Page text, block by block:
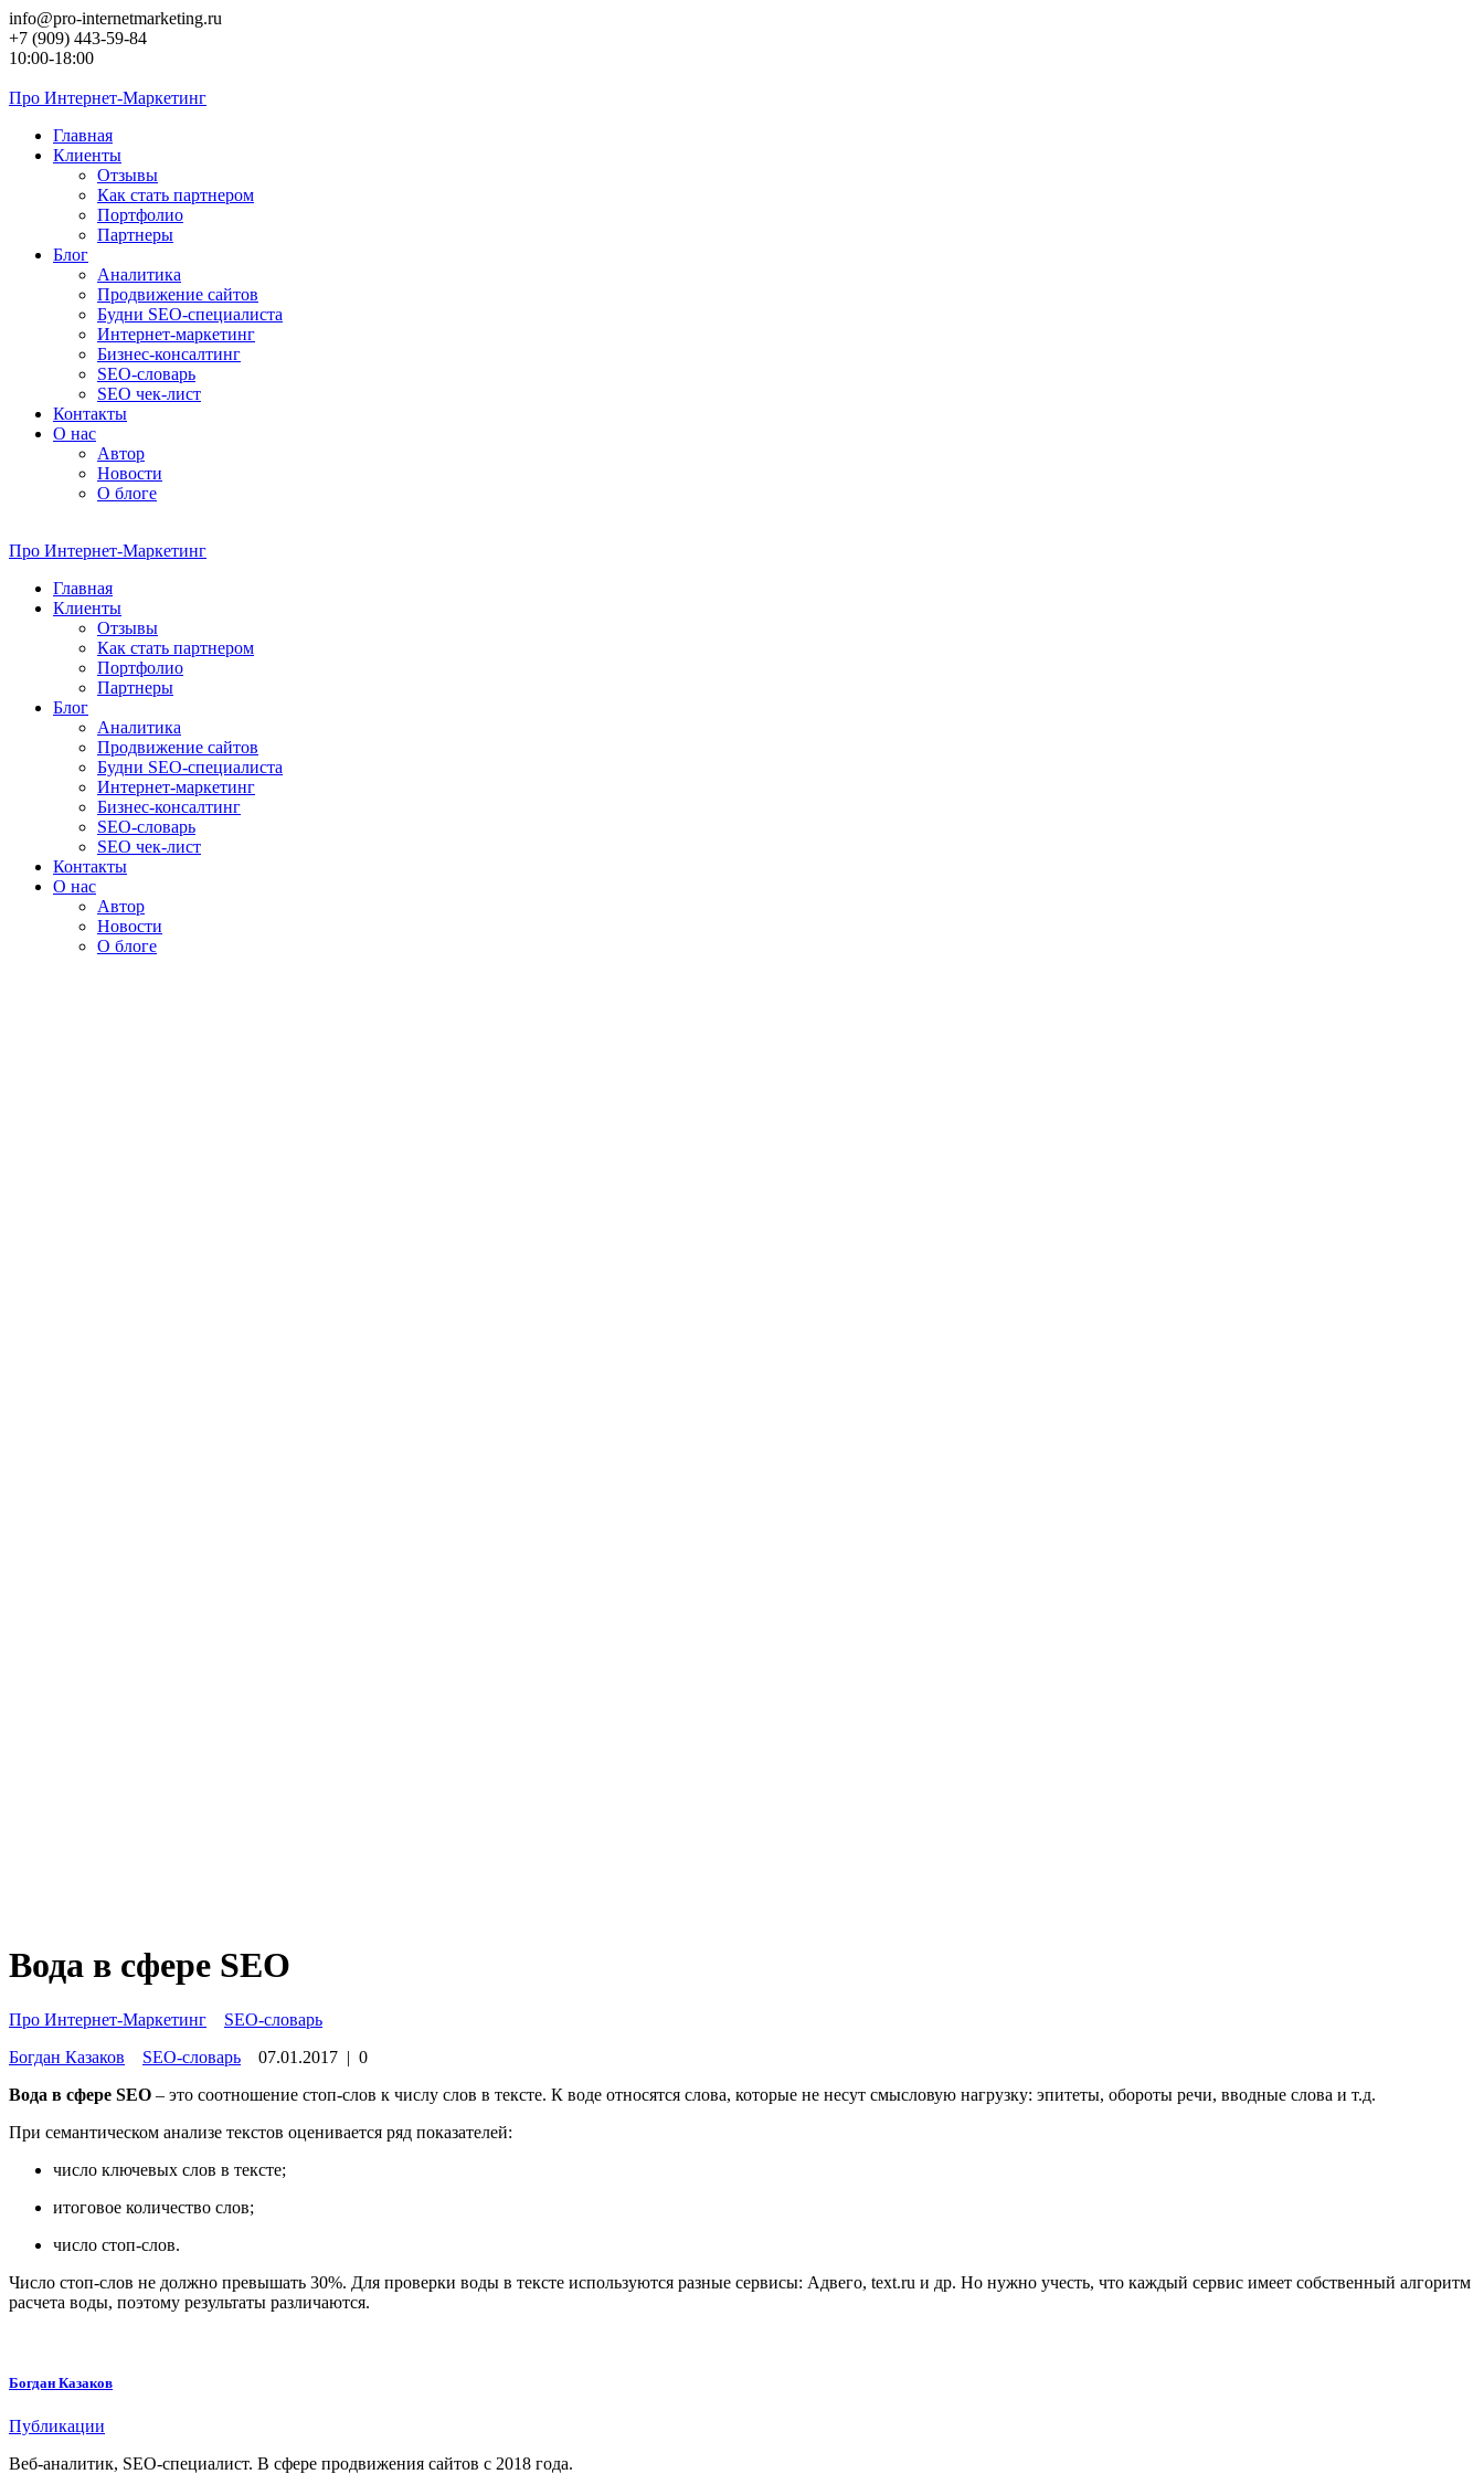
Перейти
к
контенту
info@pro-internetmarketing.ru
+7 (909) 443-59-84
10:00-18:00
Про Интернет-Маркетинг
Главная
Клиенты
Отзывы
Как стать партнером
Портфолио
Партнеры
Блог
Аналитика
Продвижение сайтов
Будни SEO-специалиста
Интернет-маркетинг
Бизнес-консалтинг
SEO-словарь
SEO чек-лист
Контакты
О нас
Автор
Новости
О блоге
Про Интернет-Маркетинг
Главная
Клиенты
Отзывы
Как стать партнером
Портфолио
Партнеры
Блог
Аналитика
Продвижение сайтов
Будни SEO-специалиста
Интернет-маркетинг
Бизнес-консалтинг
SEO-словарь
SEO чек-лист
Контакты
О нас
Автор
Новости
О блоге
Вода в сфере SEO
Про Интернет-Маркетинг
SEO-словарь
Богдан Казаков
SEO-словарь 07.01.2017 | 0
Вода в сфере SEO – это соотношение стоп-слов к числу слов в тексте. К воде относятся слова, которые не несут смысловую нагрузку: эпитеты, обороты речи, вводные слова и т.д.
При семантическом анализе текстов оценивается ряд показателей:
число ключевых слов в тексте;
итоговое количество слов;
число стоп-слов.
Число стоп-слов не должно превышать 30%. Для проверки воды в тексте используются разные сервисы: Адвего, text.ru и др. Но нужно учесть, что каждый сервис имеет собственный алгоритм
расчета воды, поэтому результаты различаются.
Богдан Казаков
Публикации
Веб-аналитик, SEO-специалист. В сфере продвижения сайтов с 2018 года.